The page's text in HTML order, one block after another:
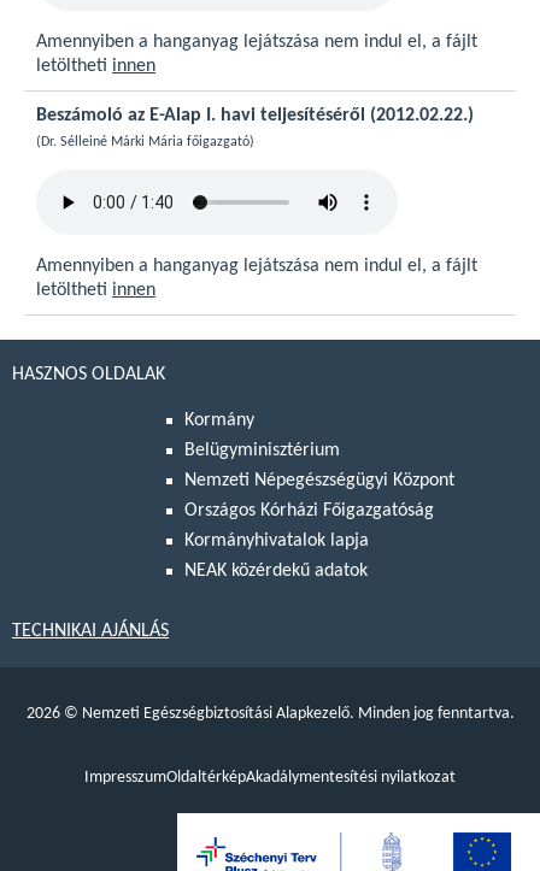
Amennyiben a hanganyag lejátszása nem indul el, a fájlt
letöltheti innen
Beszámoló az E-Alap I. havi teljesítéséről (2012.02.22.)
(Dr. Sélleiné Márki Mária főigazgató)
Amennyiben a hanganyag lejátszása nem indul el, a fájlt
letöltheti innen
HASZNOS OLDALAK
Kormány
Belügyminisztérium
Nemzeti Népegészségügyi Központ
Országos Kórházi Főigazgatóság
Kormányhivatalok lapja
NEAK közérdekű adatok
TECHNIKAI AJÁNLÁS
2026 © Nemzeti Egészségbiztosítási Alapkezelő. Minden jog fenntartva.
ImpresszumOldaltérképAkadálymentesítési nyilatkozat